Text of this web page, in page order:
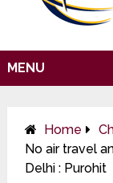
MENU
Home
No air travel
Delhi : Purohit